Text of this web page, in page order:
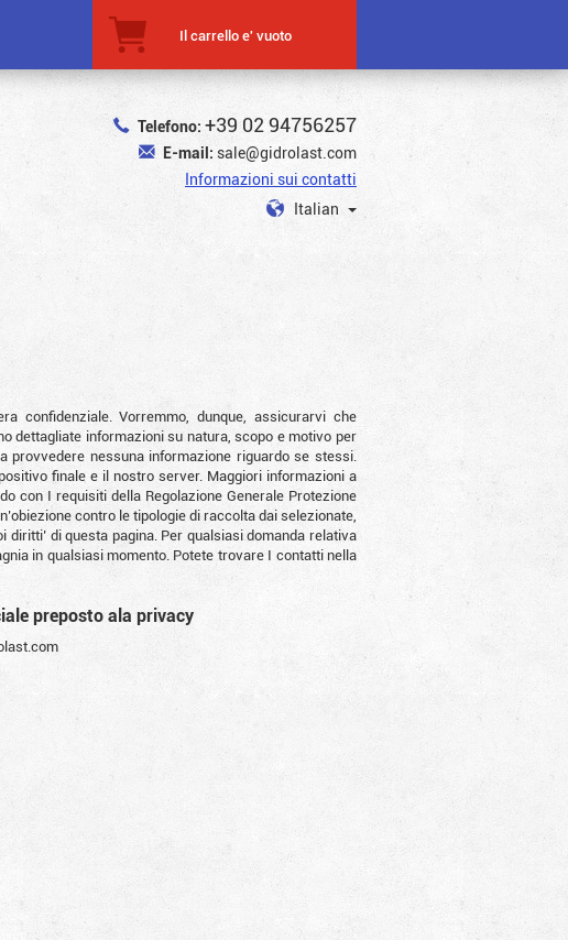
Il carrello e' vuoto
Telefono: +39 02 94756257
E-mail: sale@gidrolast.com
Informazioni sui contatti
Italian
confidenziale. Vorremmo, dunque, assicurarvi che
dettagliate informazioni su natura, scopo e motivo per
nessuna informazione riguardo se stessi.
finale e il nostro server. Maggiori informazioni a
con I requisiti della Regolazione Generale Protezione
contro le tipologie di raccolta dai selezionate,
di questa pagina. Per qualsiasi domanda relativa
in qualsiasi momento. Potete trovare I contatti nella
preposto ala privacy